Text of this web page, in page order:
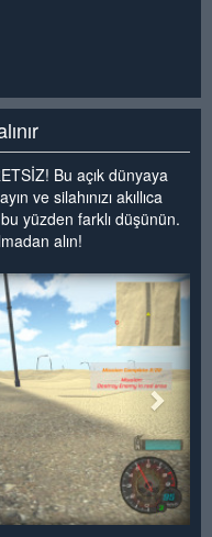
Bu açık dünyaya
ve silahınızı akıllıca
yüzden farklı düşünün.
alın!
>